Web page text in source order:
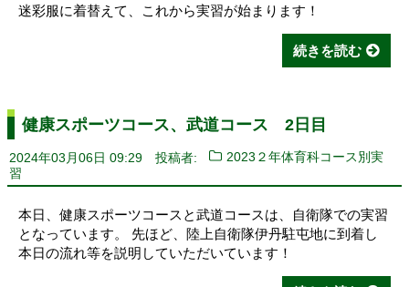
迷彩服に着替えて、これから実習が始まります！
続きを読む
健康スポーツコース、武道コース 2日目
2024年03月06日 09:29 投稿者:
2023２年体育科コース別実
習
本日、健康スポーツコースと武道コースは、自衛隊での実習
となっています。 先ほど、陸上自衛隊伊丹駐屯地に到着し
本日の流れ等を説明していただいています！